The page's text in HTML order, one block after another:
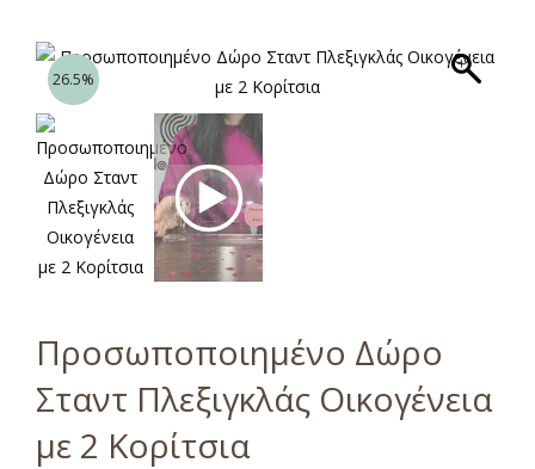
26.5%
Προσωποποιημένο Δώρο
Σταντ Πλεξιγκλάς Οικογένεια
με 2 Κορίτσια